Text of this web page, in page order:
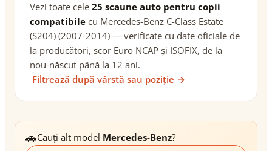
Vezi toate cele 25 scaune auto pentru copii
compatibile cu Mercedes-Benz C-Class Estate
(S204) (2007-2014) — verificate cu date oficiale de
la producători, scor Euro NCAP și ISOFIX, de la
nou-născut până la 12 ani.
Filtrează după vârstă sau poziție →
🚗Cauți alt model Mercedes-Benz?